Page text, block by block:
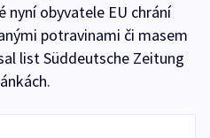
obyvatele EU chrání
potravinami či masem
list Süddeutsche Zeitung